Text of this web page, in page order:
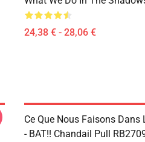
24,38 € - 28,06 €
Ce Que Nous Faisons Dans
- BAT!! Chandail Pull